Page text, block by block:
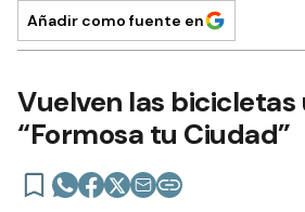
Añadir como fuente en
Vuelven las bicicletas
“Formosa tu Ciudad”